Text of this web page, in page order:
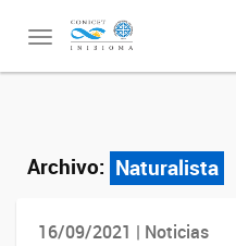
Toggle
Archivo: Naturalista
16/09/2021 | Noticias